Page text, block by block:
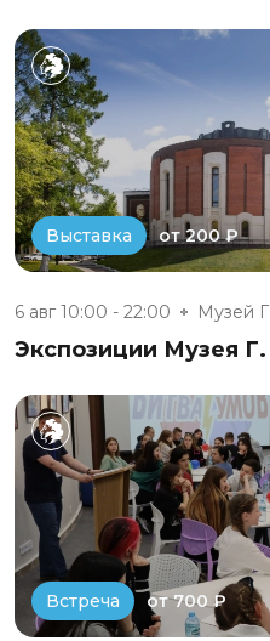
Выставка от 200 ₽
6 авг 10:00 - 22:00 Музей
Экспозиции Музея
Встреча от 700 ₽